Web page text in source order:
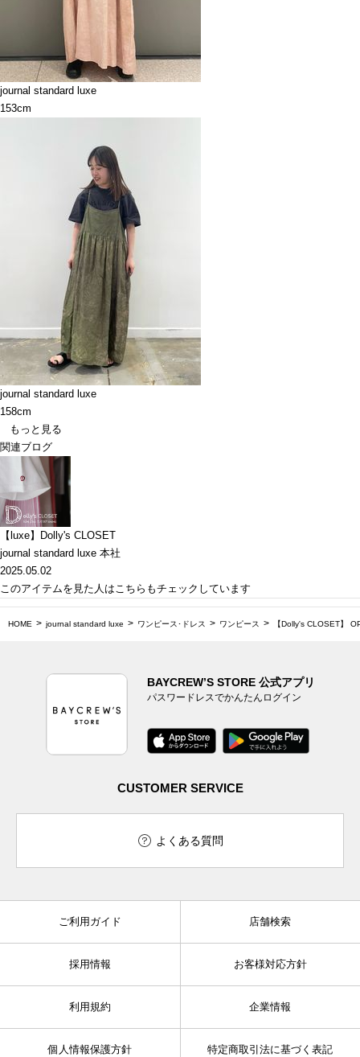
journal standard luxe
153cm
journal standard luxe
158cm
もっと見る
関連ブログ
【luxe】Dolly's CLOSET
journal standard luxe 本社
2025.05.02
このアイテムを見た人はこちらもチェックしています
HOME journal standard luxe ワンピース･ドレス ワンピース 【Dolly's CLOSET】
BAYCREW’S STORE 公式アプリ
パスワードレスでかんたんログイン
CUSTOMER SERVICE
よくある質問
ご利用ガイド 店舗検索
採用情報 お客様対応方針
利用規約 企業情報
個人情報保護方針 特定商取引法に基づく表記